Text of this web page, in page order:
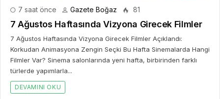
7 saat önce Gazete Boğaz 81
7 Ağustos Haftasında Vizyona Girecek Filmler
7 Ağustos Haftasında Vizyona Girecek Filmler Açıklandı:
Korkudan Animasyona Zengin Seçki Bu Hafta Sinemalarda Hangi
Filmler Var? Sinema salonlarında yeni hafta, birbirinden farklı
türlerde yapımlarla...
DEVAMINI OKU